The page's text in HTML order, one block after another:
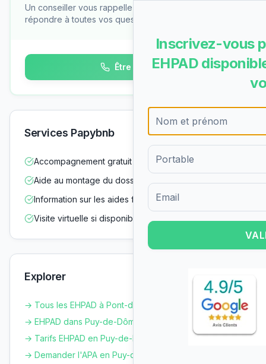
Un conseiller vous rappelle gratuitement pour
répondre à toutes vos questions
Être rappelé
Services Papybnb
Accompagnement gratuit dans vos démarches
Aide au montage du dossier d'admission
Information sur les aides financières
Visite virtuelle si disponible
Explorer
→ Tous les EHPAD à Pont-du-Château
→ EHPAD dans Puy-de-Dôme
→ Tarifs EHPAD en Puy-de-Dôme
→ Demander l'APA en Puy-de-Dôme
Inscrivez-vous
EHPAD
Formulaire d'inscription pour